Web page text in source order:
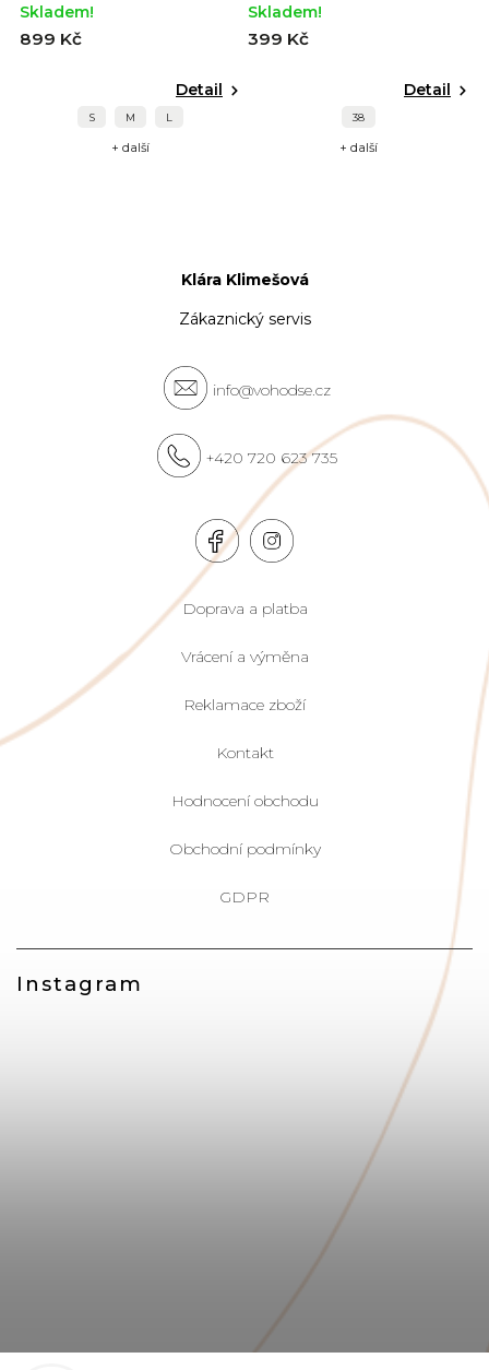
Skladem!
899 Kč
Detail
S M L
+ další
Skladem!
399 Kč
Detail
38
+ další
Instagram
Klára Klimešová
Zákaznický servis
info@vohodse.cz
+420 720 623 735
Doprava a platba
Vrácení a výměna
Reklamace zboží
Kontakt
Hodnocení obchodu
Obchodní podmínky
GDPR